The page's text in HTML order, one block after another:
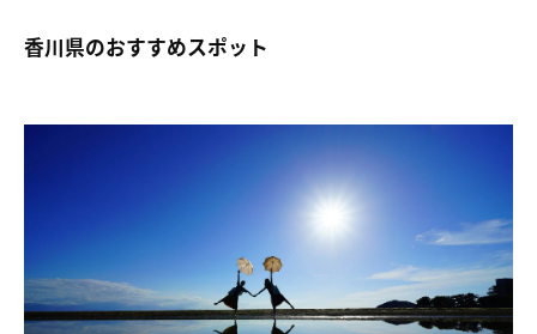
香川県のおすすめスポット